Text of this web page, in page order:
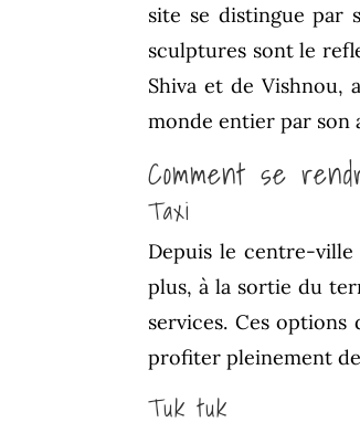
site se distingue par
sculptures sont le
Shiva et de Vishnou,
monde entier par son
Comment se
Taxi
Depuis le centre-ville
plus, à la sortie du
services. Ces
profiter pleinement
Tuk tuk